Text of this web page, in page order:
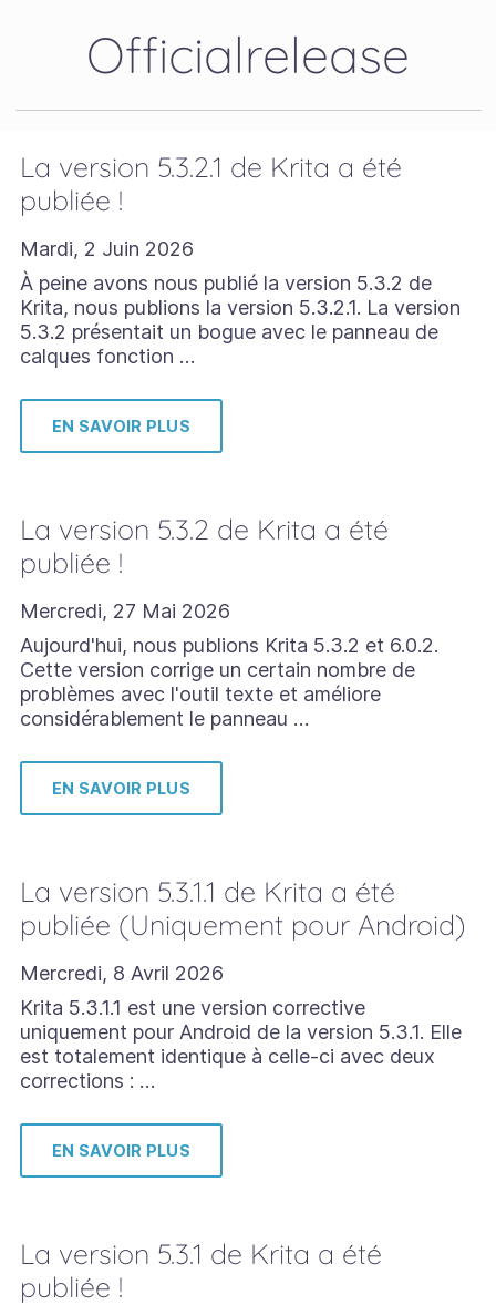
Officialrelease
La version 5.3.2.1 de Krita a été
publiée !
Mardi, 2 Juin 2026
À peine avons nous publié la version 5.3.2 de
Krita, nous publions la version 5.3.2.1. La version
5.3.2 présentait un bogue avec le panneau de
calques fonction …
EN SAVOIR PLUS
La version 5.3.2 de Krita a été
publiée !
Mercredi, 27 Mai 2026
Aujourd'hui, nous publions Krita 5.3.2 et 6.0.2.
Cette version corrige un certain nombre de
problèmes avec l'outil texte et améliore
considérablement le panneau …
EN SAVOIR PLUS
La version 5.3.1.1 de Krita a été
publiée (Uniquement pour Android)
Mercredi, 8 Avril 2026
Krita 5.3.1.1 est une version corrective
uniquement pour Android de la version 5.3.1. Elle
est totalement identique à celle-ci avec deux
corrections : …
EN SAVOIR PLUS
La version 5.3.1 de Krita a été
publiée !